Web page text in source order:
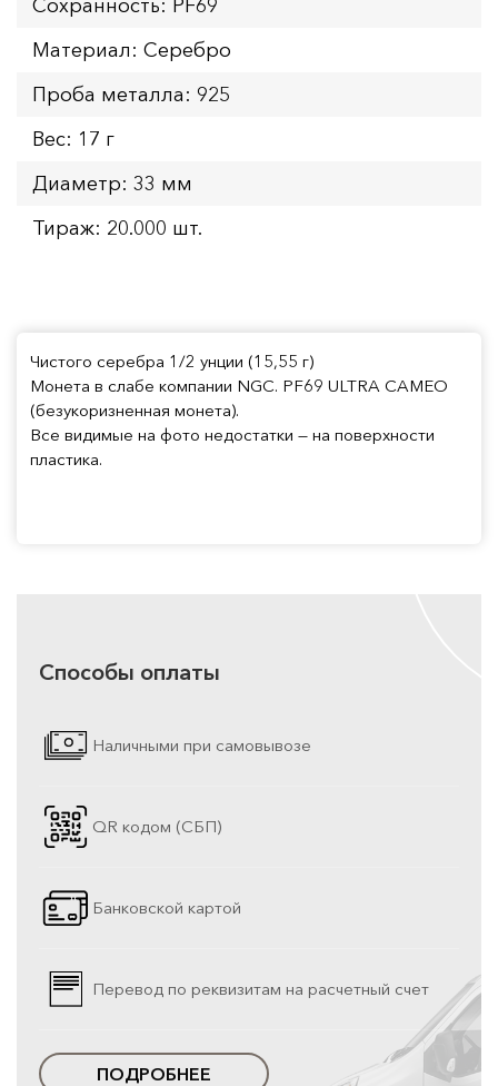
Сохранность: PF69
Материал: Серебро
Проба металла: 925
Вес: 17 г
Диаметр: 33 мм
Тираж: 20.000 шт.
Чистого серебра 1/2 унции (15,55 г)
Монета в слабе компании NGC. PF69 ULTRA CAMEO
(безукоризненная монета).
Все видимые на фото недостатки — на поверхности
пластика.
Способы оплаты
Наличными при самовывозе
QR кодом (СБП)
Банковской картой
Перевод по реквизитам на расчетный счет
ПОДРОБНЕЕ